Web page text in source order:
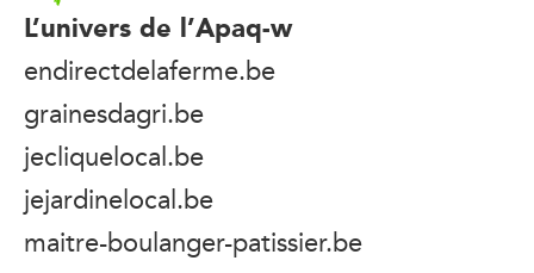
L’univers de l’Apaq-w
endirectdelaferme.be
grainesdagri.be
jecliquelocal.be
jejardinelocal.be
maitre-boulanger-patissier.be